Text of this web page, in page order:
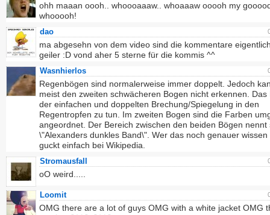
ohh maaan oooh.. whoooaaaw.. whoaaaw ooooh my
whooooh!
dao
ma abgesehn von dem video sind die kommentare
geiler :D vond aher 5 sterne für die kommis ^^
Wasnhierlos
Regenbögen sind normalerweise immer doppelt. Jedoch
meist den zweiten schwächeren Bogen nicht erkennen. Das
der einfachen und doppelten Brechung/Spiegelung in den
Regentropfen zu tun. Im zweiten Bogen sind die Farben
angeordnet. Der Bereich zwischen den beiden Bögen nennt
\"Alexanders dunkles Band\". Wer das noch genauer wissen
guckt einfach bei Wikipedia.
Stromausfall
oO weird.....
Loomit
OMG there are a lot of guys OMG with a white jacket OMG